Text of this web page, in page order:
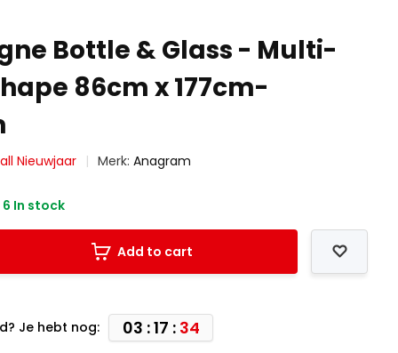
Bottle & Glass - Multi-
86cm x 177cm-
Nieuwjaar Merk:Anagram
6 In stock
Add to cart
Je hebt nog: 03 : 17 : 34